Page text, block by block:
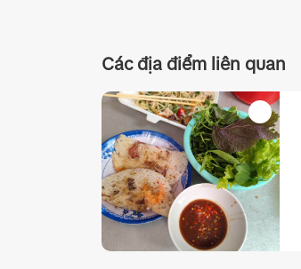
Các địa điểm liên quan